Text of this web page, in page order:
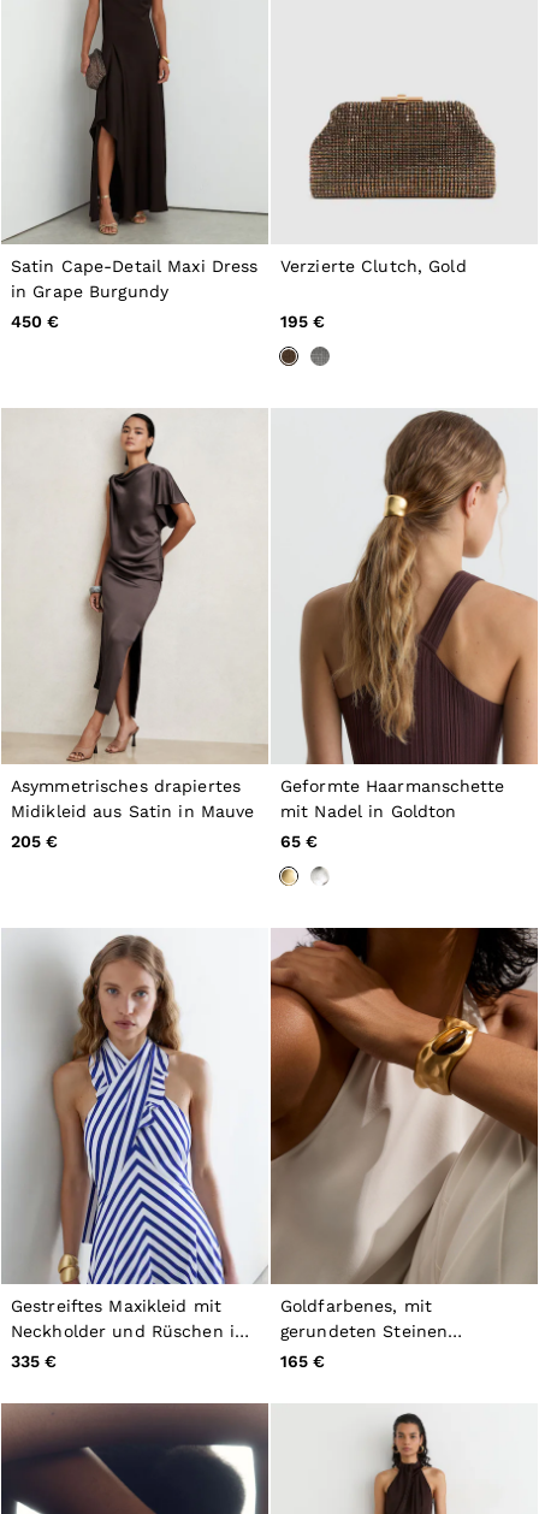
Satin Cape-Detail Maxi Dress
in Grape Burgundy
450 €
Verzierte Clutch, Gold
195 €
Asymmetrisches drapiertes
Midikleid aus Satin in Mauve
205 €
Geformte Haarmanschette
mit Nadel in Goldton
65 €
Gestreiftes Maxikleid mit
Neckholder und Rüschen in
Blau/Elfenbein
335 €
Goldfarbenes, mit
gerundeten Steinen
gestaltetes
165 €